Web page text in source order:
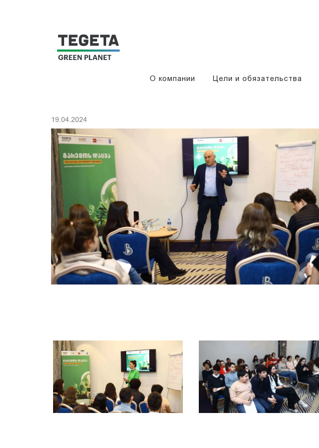
О компании Цели и обязательства
19.04.2024